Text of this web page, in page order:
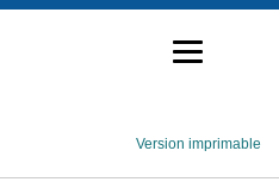
Version imprimable